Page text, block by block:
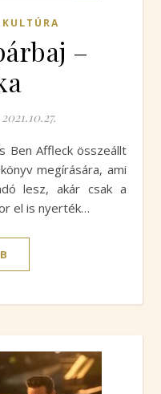
KULTÚRA
–
2021.10.27.
megírására, ami
lesz, akár csak a
el is nyerték…